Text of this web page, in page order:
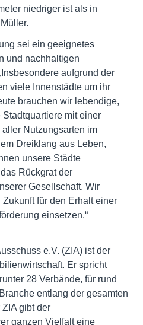
niedriger ist als in
sei ein geeignetes
und nachhaltigen
aufgrund der
viele Innenstädte um ihr
brauchen wir lebendige,
mit einer
Nutzungsarten im
Dreiklang aus Leben,
unsere Städte
Rückgrat der
Gesellschaft. Wir
für den Erhalt einer
einsetzen.“
e.V. (ZIA) ist der
Er spricht
28 Verbände, für rund
entlang der gesamten
gibt der
ganzen Vielfalt eine